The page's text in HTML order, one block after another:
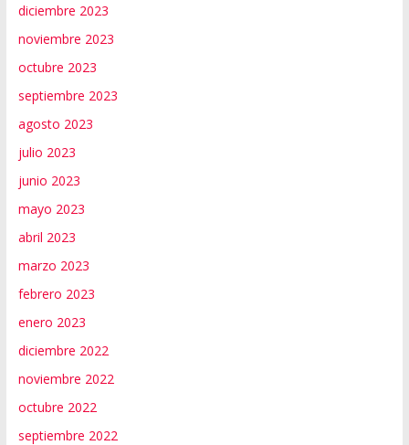
diciembre 2023
noviembre 2023
octubre 2023
septiembre 2023
agosto 2023
julio 2023
junio 2023
mayo 2023
abril 2023
marzo 2023
febrero 2023
enero 2023
diciembre 2022
noviembre 2022
octubre 2022
septiembre 2022